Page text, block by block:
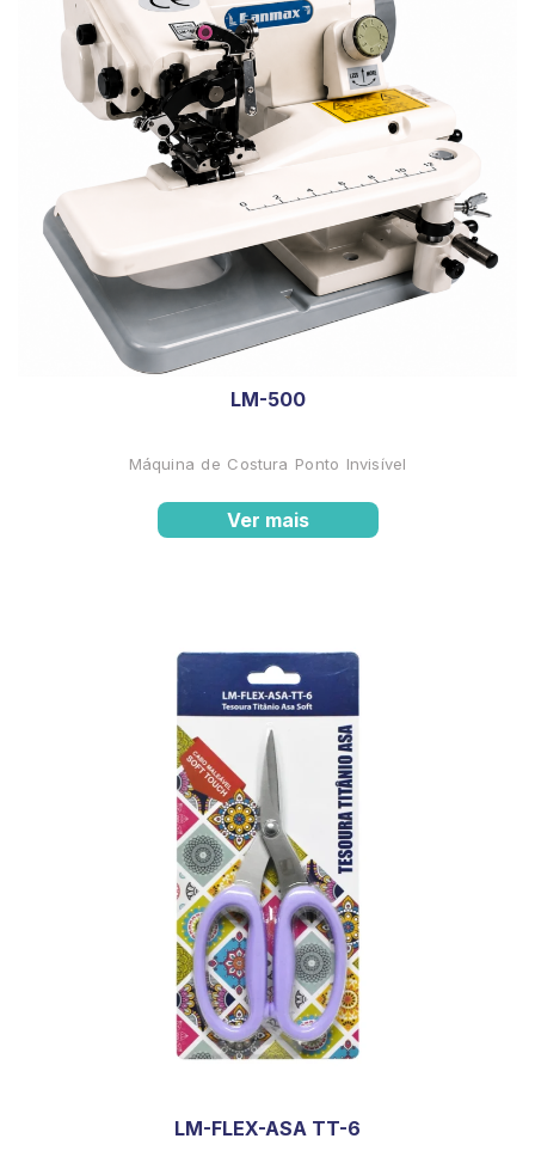
LM-500
Máquina de Costura Ponto Invisível
Ver mais
LM-FLEX-ASA TT-6